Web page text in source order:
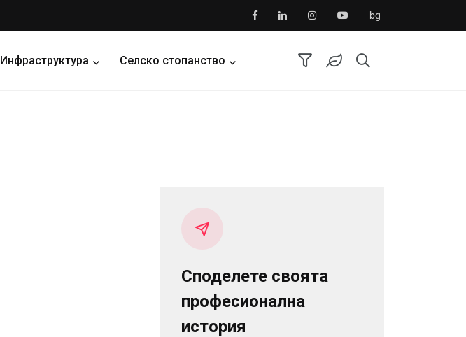
bg
Инфраструктура Селско стопанство
Споделете своята
професионална
история